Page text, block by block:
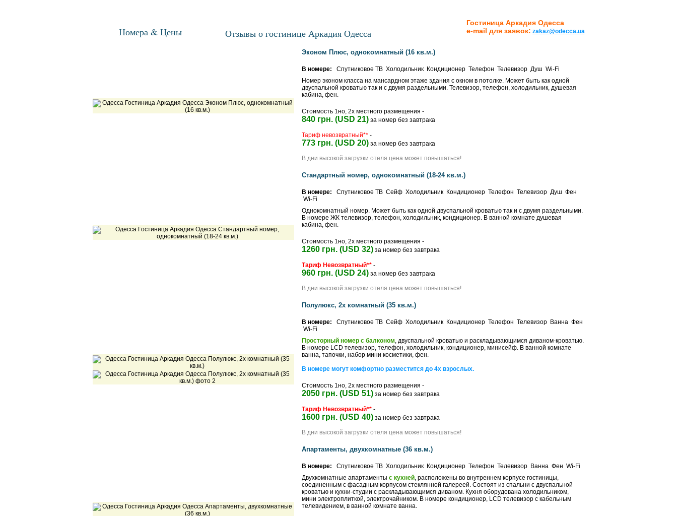
Номера & Цены Отзывы о гостинице Аркадия Одесса
Гостиница Аркадия Одесса
e-mail для заявок: zakaz@odecca.ua
Эконом Плюс, однокомнатный (16 кв.м.)
В номере:
Спутниковое ТВ Холодильник Кондиционер Телефон Телевизор Душ Wi-Fi
Номер эконом класса на мансардном этаже здания с окном в потолке. Может быть как одной
двуспальной кроватью так и с двумя раздельными. Телевизор, телефон, холодильник, душевая
кабина, фен.
Стоимость 1но, 2х местного размещения -
840 грн. (USD 21)за номер без завтрака
Тариф невозвратный**-
773 грн. (USD 20)за номер без завтрака
В дни высокой загрузки отеля цена может повышаться!
Стандартный номер, однокомнатный (18-24 кв.м.)
В номере:
Спутниковое ТВ Сейф Холодильник Кондиционер Телефон Телевизор Душ Фен
Wi-Fi
Однокомнатный номер. Может быть как одной двуспальной кроватью так и с двумя раздельными.
В номере ЖК телевизор, телефон, холодильник, кондиционер. В ванной комнате душевая
кабина, фен.
Стоимость 1но, 2х местного размещения -
1260 грн. (USD 32)за номер без завтрака
Тариф Невозвратный**-
960 грн. (USD 24)за номер без завтрака
В дни высокой загрузки отеля цена может повышаться!
Полулюкс, 2х комнатный (35 кв.м.)
В номере:
Спутниковое ТВ Сейф Холодильник Кондиционер Телефон Телевизор Ванна Фен
Wi-Fi
Просторный номер с балконом, двуспальной кроватью и раскладывающимся диваном-кроватью.
В номере LCD телевизор, телефон, холодильник, кондиционер, минисейф. В ванной комнате
ванна, тапочки, набор мини косметики, фен.
В номере могут комфортно разместится до 4х взрослых.
Стоимость 1но, 2х местного размещения -
2050 грн. (USD 51)за номер без завтрака
Тариф Невозвратный**-
1600 грн. (USD 40)за номер без завтрака
В дни высокой загрузки отеля цена может повышаться!
Апартаменты, двухкомнатные (36 кв.м.)
В номере:
Спутниковое ТВ Холодильник Кондиционер Телефон Телевизор Ванна Фен Wi-Fi
Двухкомнатные апартаменты с кухней, расположены во внутреннем корпусе гостиницы,
соединенным с фасадным корпусом стеклянной галереей. Состоят из спальни с двуспальной
кроватью и кухни-студии с раскладывающимся диваном. Кухня оборудована холодильником,
мини электроплиткой, электрочайником. В номере кондиционер, LCD телевизор с кабельным
телевидением, в ванной комнате ванна.